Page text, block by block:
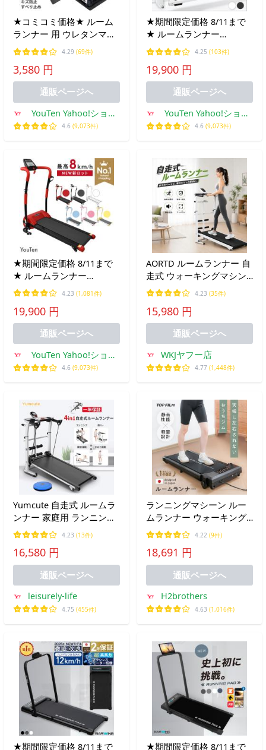
★コミコミ価格★ ルーム
ランナー 用 ウレタンマッ
ト67ランニングマシン ウ
ォーキング フィットネス
ぶら下がり健康器 ヨガマ
ット フラットベンチにも
4.29 (69件)
3,580 円
通販ページへ
YouTen Yahoo!ショッ
ピング店
4.6 (9,073件)
★期間限定価格 8/11まで
★ ルームランナー
MAX10km/h ランニングマ
シン ウォーキングマシン
ランニングマシーン トレ
ッドミル
4.25 (103件)
19,900 円
通販ページへ
YouTen Yahoo!ショッ
ピング店
4.6 (9,073件)
★期間限定価格 8/11まで
★ ルームランナー
MAX8km 電動ルームラン
ナー 家庭用 ウォーキング
マシン ランニングマシン
室内 ダイエット
4.23 (1,081件)
19,900 円
通販ページへ
YouTen Yahoo!ショッ
ピング店
4.6 (9,073件)
AORTD ルームランナー 自
走式 ウォーキングマシン
ランニングマシン トレッ
ドミル 高齢者 家庭用 静か
4way 二年保証 ダイエット
トレーニング 有酸素運動
4.23 (35件)
15,980 円
通販ページへ
WKJヤフー店
4.77 (1,448件)
Yumcute 自走式 ルームラ
ンナー 家庭用 ランニング
マシン トレッドミル 4way
ダイエット トレーニング
筋トレ フィットネス スポ
ーツ 有酸素運動 静音 一年
4.23 (13件)
16,580 円
通販ページへ
leisurely-life
4.75 (455件)
ランニングマシーン ルー
ムランナー ウォーキング
マシン MAX8km/h 家庭用
電動 高齢者 トレッドミル
傾斜
4.22 (9件)
18,691 円
通販ページへ
H2brothers
4.63 (1,016件)
★期間限定価格 8/11まで
★期間限定価格 8/11まで